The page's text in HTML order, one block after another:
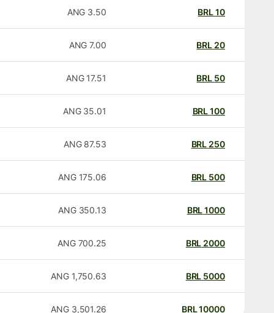
BRL
3.50
ANG
20
BRL
7.00
ANG
50
BRL
17.51
ANG
100
BRL
35.01
ANG
250
BRL
87.53
ANG
500
BRL
175.06
ANG
1000
BRL
350.13
ANG
2000
BRL
700.25
ANG
5000
BRL
1,750.63
ANG
10000
BRL
3,501.26
ANG